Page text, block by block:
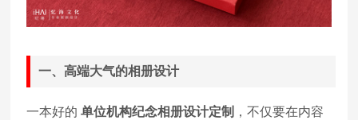
一、高端大气的相册设计
一本好的单位机构纪念相册设计定制 ，不仅要在内容